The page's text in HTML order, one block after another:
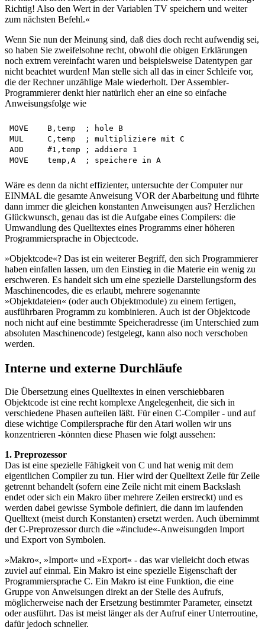
Richtig! Also den Wert in der Variablen TV speichern und weiter
zum nächsten Befehl.«
Wenn Sie nun der Meinung sind, daß dies doch recht aufwendig sei,
so haben Sie zweifelsohne recht, obwohl die obigen Erklärungen
noch extrem vereinfacht waren und beispielsweise Datentypen gar
nicht beachtet wurden! Man stelle sich all das in einer Schleife vor,
die der Rechner unzählige Male wiederholt. Der Assembler-
Programmierer denkt hier natürlich eher an eine so einfache
Anweisungsfolge wie
MOVE	B,temp	; hole B
MUL	C,temp	; multipliziere mit C
ADD	#1,temp	; addiere 1
Wäre es denn da nicht effizienter, untersuchte der Computer nur
EINMAL die gesamte Anweisung VOR der Abarbeitung und führte
dann immer die gleichen konstanten Anweisungen aus? Herzlichen
Glückwunsch, genau das ist die Aufgabe eines Compilers: die
Umwandlung des Quelltextes eines Programms einer höheren
Programmiersprache in Objectcode.
»Objektcode«? Das ist ein weiterer Begriff, den sich Programmierer
haben einfallen lassen, um den Einstieg in die Materie ein wenig zu
erschweren. Es handelt sich um eine spezielle Darstellungsform des
Maschinencodes, die es erlaubt, mehrere sogenannte
»Objektdateien« (oder auch Objektmodule) zu einem fertigen,
ausführbaren Programm zu kombinieren. Auch ist der Objektcode
noch nicht auf eine bestimmte Speicheradresse (im Unterschied zum
absoluten Maschinencode) festgelegt, kann also noch verschoben
werden.
Interne und externe Durchläufe
Die Übersetzung eines Quelltextes in einen verschiebbaren
Objektcode ist eine recht komplexe Angelegenheit, die sich in
verschiedene Phasen aufteilen läßt. Für einen C-Compiler - und auf
diese wichtige Compilersprache für den Atari wollen wir uns
konzentrieren -könnten diese Phasen wie folgt aussehen:
1. Preprozessor
Das ist eine spezielle Fähigkeit von C und hat wenig mit dem
eigentlichen Compiler zu tun. Hier wird der Quelltext Zeile für Zeile
getrennt behandelt (sofern eine Zeile nicht mit einem Backslash
endet oder sich ein Makro über mehrere Zeilen erstreckt) und es
werden dabei gewisse Symbole definiert, die dann im laufenden
Quelltext (meist durch Konstanten) ersetzt werden. Auch übernimmt
der C-Preprozessor durch die »#include«-Anweisungden Import
und Export von Symbolen.
»Makro«, »Import« und »Export« - das war vielleicht doch etwas
zuviel auf einmal. Ein Makro ist eine spezielle Eigenschaft der
Programmiersprache C. Ein Makro ist eine Funktion, die eine
Gruppe von Anweisungen direkt an der Stelle des Aufrufs,
möglicherweise nach der Ersetzung bestimmter Parameter, einsetzt
oder ausführt. Das ist meist länger als der Aufruf einer Unterroutine,
dafür jedoch schneller.